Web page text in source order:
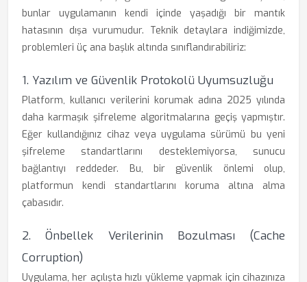
bunlar uygulamanın kendi içinde yaşadığı bir mantık
hatasının dışa vurumudur. Teknik detaylara indiğimizde,
problemleri üç ana başlık altında sınıflandırabiliriz:
1. Yazılım ve Güvenlik Protokolü Uyumsuzluğu
Platform, kullanıcı verilerini korumak adına 2025 yılında
daha karmaşık şifreleme algoritmalarına geçiş yapmıştır.
Eğer kullandığınız cihaz veya uygulama sürümü bu yeni
şifreleme standartlarını desteklemiyorsa, sunucu
bağlantıyı reddeder. Bu, bir güvenlik önlemi olup,
platformun kendi standartlarını koruma altına alma
çabasıdır.
2. Önbellek Verilerinin Bozulması (Cache
Corruption)
Uygulama, her açılışta hızlı yükleme yapmak için cihazınıza